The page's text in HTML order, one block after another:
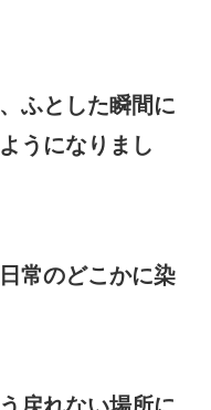
ふとした瞬間に
うになりまし
常のどこかに染
戻れない場所に